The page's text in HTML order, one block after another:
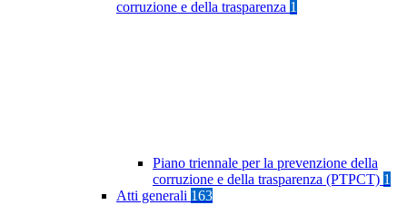
corruzione e della trasparenza 1
Piano triennale per la prevenzione della
corruzione e della trasparenza (PTPCT) 1
Atti generali 163